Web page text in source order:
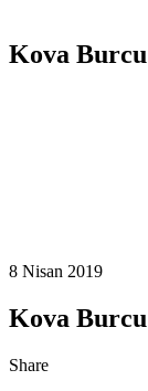
Kova Burcu
8 Nisan 2019
Kova Burcu
Share